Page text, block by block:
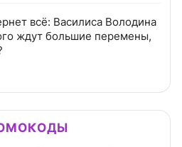
всё: Василиса Володина
ждут большие перемены,